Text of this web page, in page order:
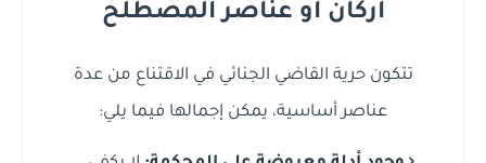
أركان أو عناصر المصطلح
تتكون حرية القاضي الجنائي في الاقتناع من عدة
عناصر أساسية، يمكن إجمالها فيما يلي: